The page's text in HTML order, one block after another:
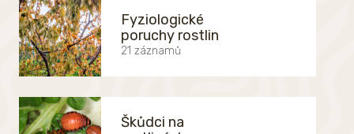
Fyziologické
poruchy rostlin
21 záznamů
Škůdci na